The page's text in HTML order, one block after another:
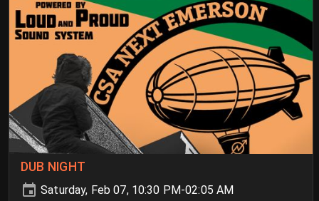
DUB NIGHT
Saturday, Feb 07, 10:30 PM-02:05 AM